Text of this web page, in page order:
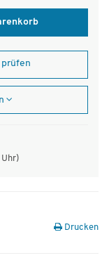
Uhr)
Drucken